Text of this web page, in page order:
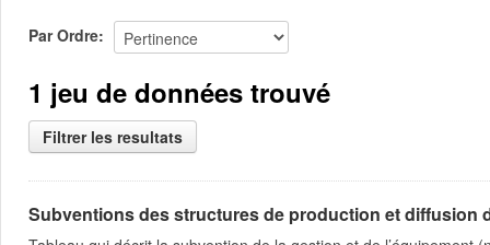
Par Ordre
1 jeu de données trouvé
Filtrer les resultats
Subventions des structures de production et diffusion